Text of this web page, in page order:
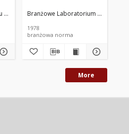
Kamienia Budowlanego. Oprac.
Branżowe Laboratorium
1978
branżowa norma
More